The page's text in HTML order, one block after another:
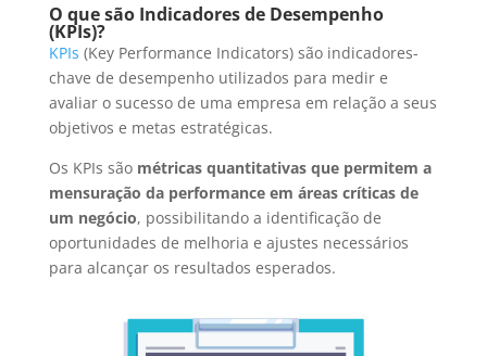
O que são Indicadores de Desempenho
(KPIs)?
KPIs (Key Performance Indicators) são indicadores-
chave de desempenho utilizados para medir e
avaliar o sucesso de uma empresa em relação a seus
objetivos e metas estratégicas.
Os KPIs são métricas quantitativas que permitem a
mensuração da performance em áreas críticas de
um negócio, possibilitando a identificação de
oportunidades de melhoria e ajustes necessários
para alcançar os resultados esperados.